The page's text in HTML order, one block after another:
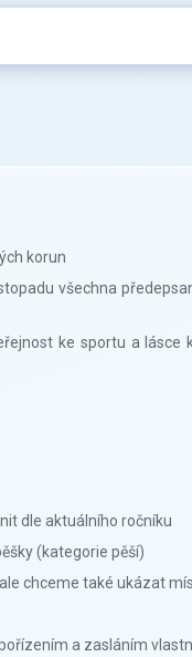
korun
všechna
ke sportu a
dle aktuálního ročníku
(kategorie pěší)
chceme také ukázat
a zasláním